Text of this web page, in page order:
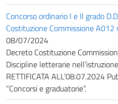
Concorso ordinario I e II grado
Costituzione Commissione
08/07/2024
Decreto Costituzione
Discipline letterarie
RETTIFICATA ALL’08.07.2024
“Concorsi e graduatorie”.